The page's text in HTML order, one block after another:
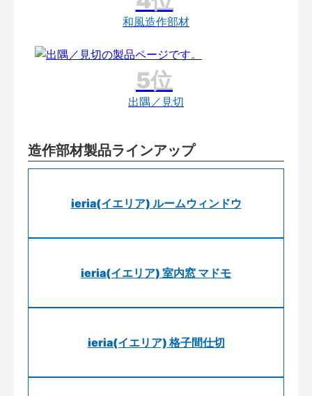
和風造作部材
出隅／見切
造作部材製品ラインアップ
ieria(イエリア) ルームウィンドウ
ieria(イエリア) 室内窓 マドモ
ieria(イエリア) 格子間仕切